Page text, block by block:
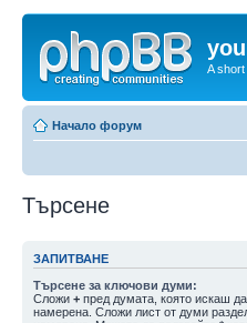
A
Начало форум
Търсене
ЗАПИТВАНЕ
Търсене за ключови думи:
Сложи + пред думата, която искаш
намерена. Сложи лист от думи